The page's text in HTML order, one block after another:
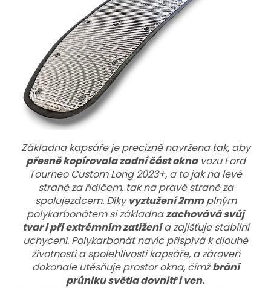
Základna kapsáře je precizně navržena tak, aby
přesně kopírovala zadní část oknavozu Ford
Tourneo Custom Long 2023+, a to jak na levé
straně za řidičem, tak na pravé straně za
spolujezdcem. Díkyvyztužení 2mmplným
polykarbonátem si základnazachovává svůj
tvar i při extrémním zatíženía zajišťuje stabilní
uchycení. Polykarbonát navíc přispívá k dlouhé
životnosti a spolehlivosti kapsáře, a zároveň
dokonale utěsňuje prostor okna, čímžbrání
průniku světla dovnitř i ven.